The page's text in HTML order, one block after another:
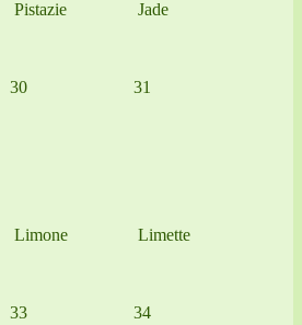
Pistazie Jade
30
Limone
31
Limette
33 34